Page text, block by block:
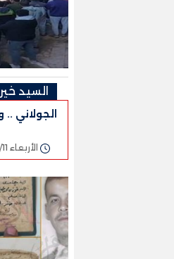
السيد خير
الجولاني
الأربعاء 11/ديسمبر/2024 - 02:39 م